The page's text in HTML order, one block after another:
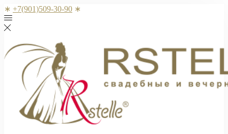
∗ +7(901)509-30-90 ∗